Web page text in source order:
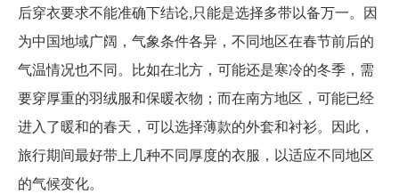
后穿衣要求不能准确下结论,只能是选择多带以备万一。因
为中国地域广阔，气象条件各异，不同地区在春节前后的
气温情况也不同。比如在北方，可能还是寒冷的冬季，需
要穿厚重的羽绒服和保暖衣物；而在南方地区，可能已经
进入了暖和的春天，可以选择薄款的外套和衬衫。因此，
旅行期间最好带上几种不同厚度的衣服，以适应不同地区
的气候变化。